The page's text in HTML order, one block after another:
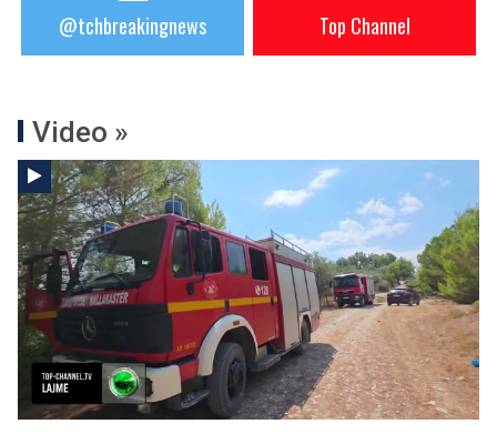
@tchbreakingnews Top Channel
Video »